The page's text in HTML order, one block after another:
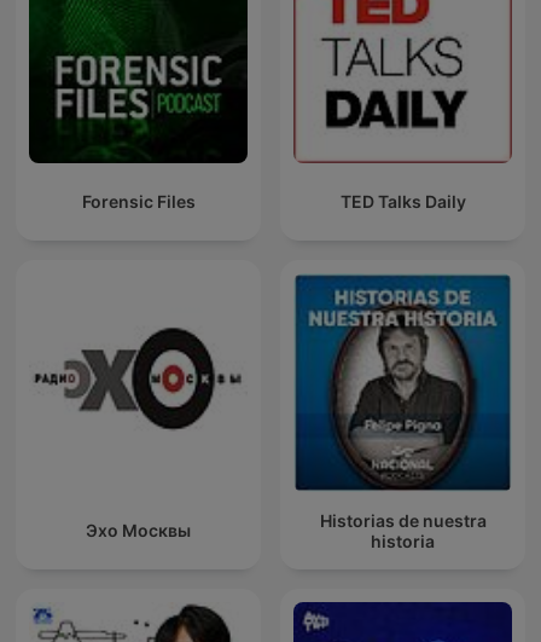
Forensic Files TED Talks Daily
Эхо Москвы
Historias de nuestra
historia